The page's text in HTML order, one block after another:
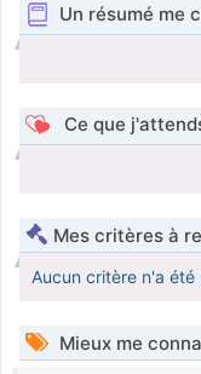
Un résumé me
Ce que
Mes critères à
Aucun critère n'a été
Mieux me